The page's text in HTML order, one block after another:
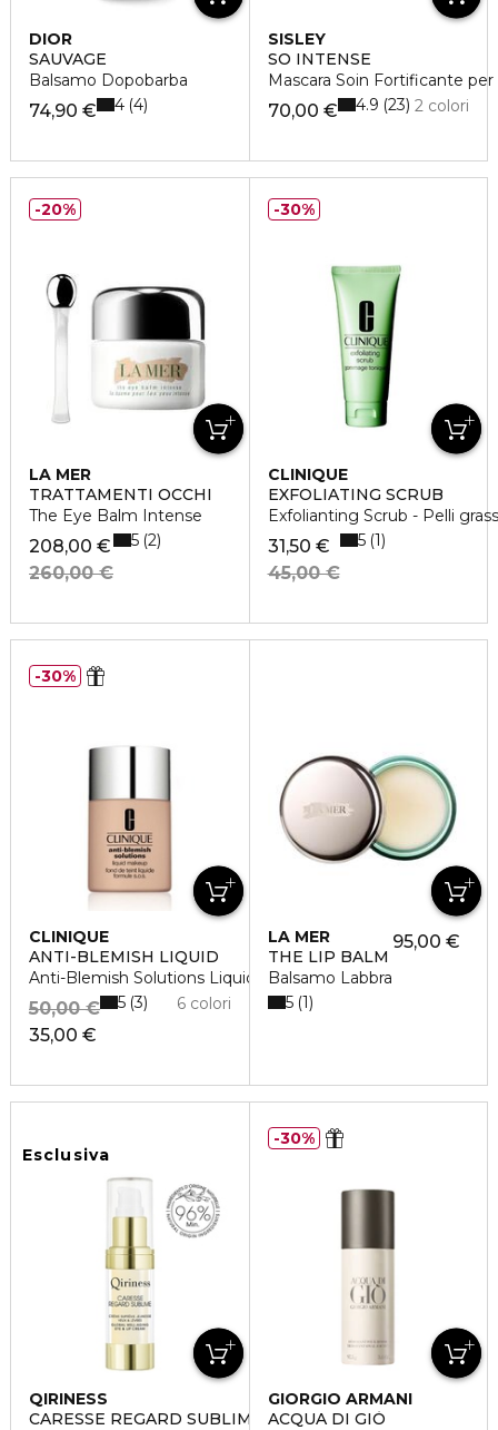
DIOR
SAUVAGE
Balsamo Dopobarba
74,90 € 4 4
SISLEY
SO INTENSE
Mascara Soin Fortificante
70,00 € 2 colori
4.9 23
LA MER
TRATTAMENTI OCCHI
The Eye Balm Intense
208,00 €
260,00 €
5 2
20%
CLINIQUE
EXFOLIATING SCRUB
Exfolianting Scrub - Pelli
31,50 €
45,00 €
5 1
30%
CLINIQUE
ANTI-BLEMISH LIQUID
Anti-Blemish Solutions Liquid Makeup
35,00 €
50,00 € 6 colori
5 3
30%
LA MER
THE LIP BALM
Balsamo Labbra
95,00 €
5 1
Esclusiva
QIRINESS
CARESSE REGARD SUBLIME
GIORGIO ARMANI
ACQUA DI GIÒ
30%